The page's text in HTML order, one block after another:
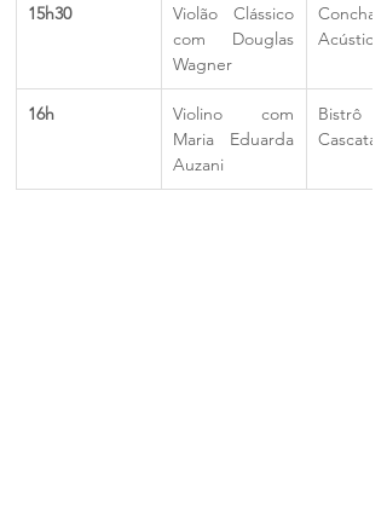
15h30
Violão Clássico
com Douglas
Wagner
Concha
Acústica
16h
Violino com
Maria Eduarda
Auzani
Cascata